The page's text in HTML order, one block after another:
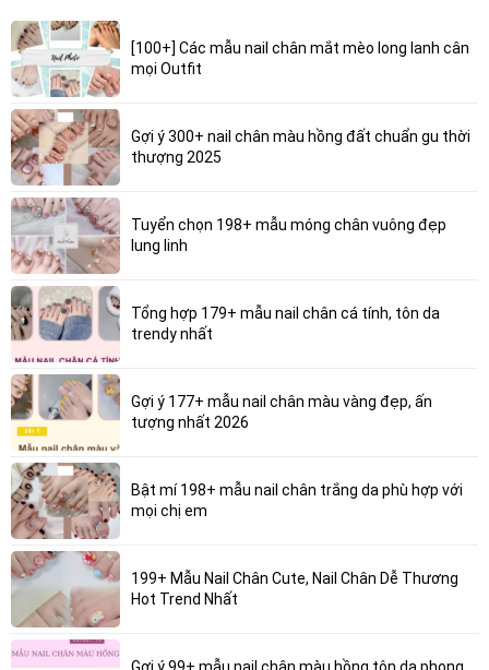
[100+] Các mẫu nail chân mắt mèo long lanh cân
mọi Outfit
Gợi ý 300+ nail chân màu hồng đất chuẩn gu thời
thượng 2025
Tuyển chọn 198+ mẫu móng chân vuông đẹp
lung linh
Tổng hợp 179+ mẫu nail chân cá tính, tôn da
trendy nhất
Gợi ý 177+ mẫu nail chân màu vàng đẹp, ấn
tượng nhất 2026
Bật mí 198+ mẫu nail chân trắng da phù hợp với
mọi chị em
199+ Mẫu Nail Chân Cute, Nail Chân Dễ Thương
Hot Trend Nhất